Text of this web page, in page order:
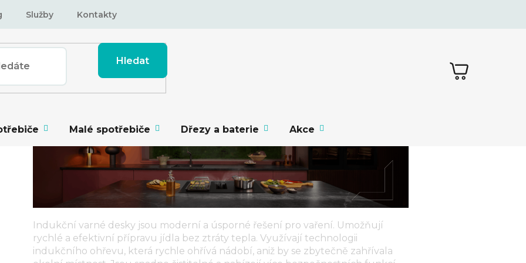
Služby Kontakty
Hledat
NÁKUPNÍ
KOŠÍK
Malé spotřebiče Dřezy a baterie Akce
Indukční varné desky jsou moderní a úsporné řešení pro vaření. Umožňují
rychlé a efektivní přípravu jídla bez ztráty tepla. Využívají technologii
indukčního ohřevu, která rychle ohřívá nádobí, aniž by se zbytečně zahřívala